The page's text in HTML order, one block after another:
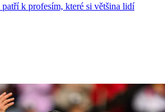
k profesím, které si většina lidí